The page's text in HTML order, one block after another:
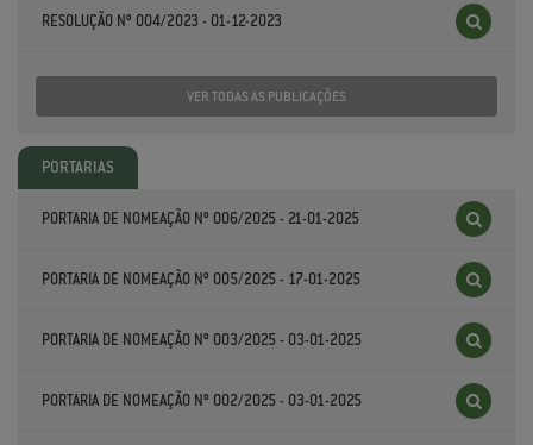
RESOLUÇÃO Nº 004/2023 - 01-12-2023
VER TODAS AS PUBLICAÇÕES
PORTARIAS
PORTARIA DE NOMEAÇÃO Nº 006/2025 - 21-01-2025
PORTARIA DE NOMEAÇÃO Nº 005/2025 - 17-01-2025
PORTARIA DE NOMEAÇÃO Nº 003/2025 - 03-01-2025
PORTARIA DE NOMEAÇÃO Nº 002/2025 - 03-01-2025